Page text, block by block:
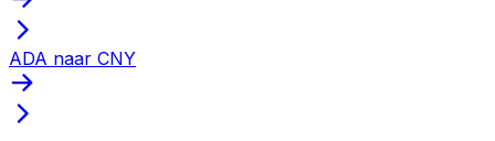
ADA naar CNY